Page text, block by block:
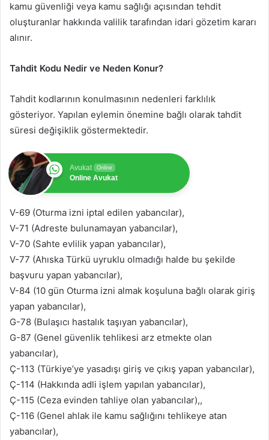
kamu güvenliği veya kamu sağlığı açısından tehdit
oluşturanlar hakkında valilik tarafından idari gözetim kararı
alınır.
Tahdit Kodu Nedir ve Neden Konur?
Tahdit kodlarının konulmasının nedenleri farklılık
gösteriyor. Yapılan eylemin önemine bağlı olarak tahdit
süresi değişiklik göstermektedir.
Avukat Online
Online Avukat
V-69 (Oturma izni iptal edilen yabancılar),
V-71 (Adreste bulunamayan yabancılar),
V-70 (Sahte evlilik yapan yabancılar),
V-77 (Ahıska Türkü uyruklu olmadığı halde bu şekilde
başvuru yapan yabancılar),
V-84 (10 gün Oturma izni almak koşuluna bağlı olarak giriş
yapan yabancılar),
G-78 (Bulaşıcı hastalık taşıyan yabancılar),
G-87 (Genel güvenlik tehlikesi arz etmekte olan
yabancılar),
Ç-113 (Türkiye’ye yasadışı giriş ve çıkış yapan yabancılar),
Ç-114 (Hakkında adli işlem yapılan yabancılar),
Ç-115 (Ceza evinden tahliye olan yabancılar),,
Ç-116 (Genel ahlak ile kamu sağlığını tehlikeye atan
yabancılar),